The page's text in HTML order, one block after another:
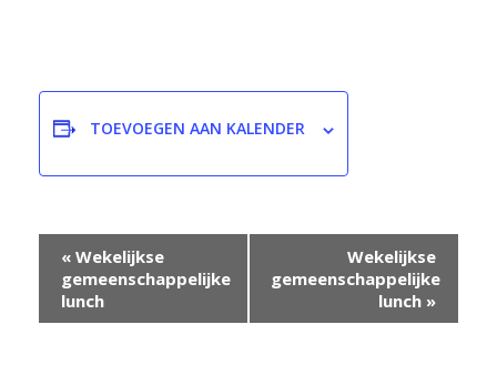
TOEVOEGEN AAN KALENDER
Evenement
Navigatie
« Wekelijkse
gemeenschappelijke
lunch
Wekelijkse
gemeenschappelijke
lunch »